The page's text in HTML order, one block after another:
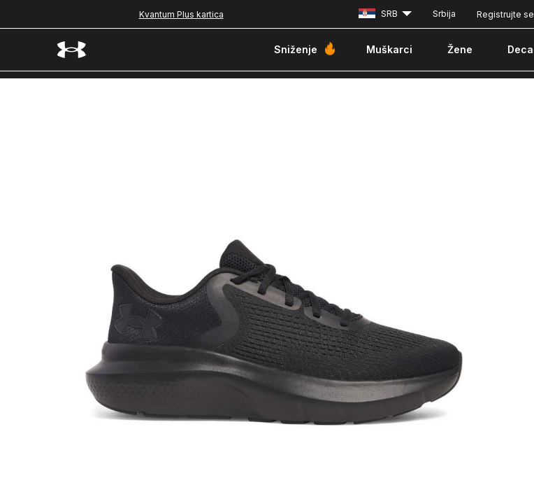
Kvantum Plus kartica Besplatna dostava za porudžbine iznad 6000 dinara
Registrujte se
SRB Srbija
Sniženje Muškarci Žene Deca